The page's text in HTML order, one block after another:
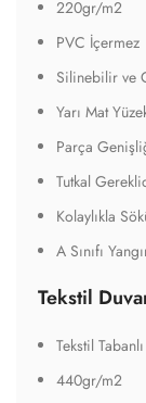
220gr/m2
PVC İçermez
Silinebilir ve
Yarı Mat
Parça
Tutkal
Kolaylıkla
A Sınıfı
Tekstil
Tekstil Tabanlı
440gr/m2